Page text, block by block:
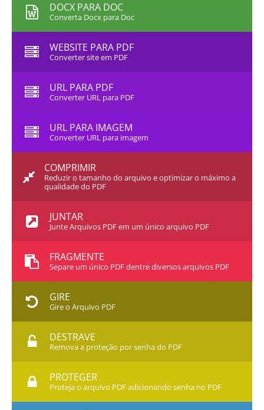
DOCX PARA DOC
Converta Docx para Doc
WEBSITE PARA PDF
Converter site em PDF
URL PARA PDF
Converter URL para PDF
URL PARA IMAGEM
Converter URL para imagem
COMPRIMIR
Reduzir o tamanho do arquivo e optimizar o máximo a
qualidade do PDF
JUNTAR
Junte Arquivos PDF em um único arquivo PDF
FRAGMENTE
Separe um único PDF dentre diversos arquivos PDF
GIRE
Gire o Arquivo PDF
DESTRAVE
Remova a proteção por senha do PDF
PROTEGER
Proteja o arquivo PDF adicionando senha no PDF